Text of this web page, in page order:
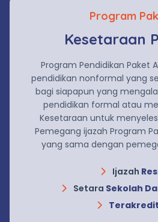
Program
Kesetaraan
Program Pendidikan Paket
pendidikan nonformal yang
bagi siapapun yang
pendidikan formal atau
Kesetaraan untuk
Pemegang ijazah Program
yang sama dengan
Ijazah
Setara Sekolah